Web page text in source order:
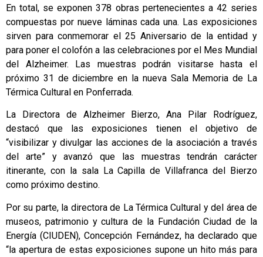
En total, se exponen 378 obras pertenecientes a 42 series
compuestas por nueve láminas cada una. Las exposiciones
sirven para conmemorar el 25 Aniversario de la entidad y
para poner el colofón a las celebraciones por el Mes Mundial
del Alzheimer. Las muestras podrán visitarse hasta el
próximo 31 de diciembre en la nueva Sala Memoria de La
Térmica Cultural en Ponferrada.
La Directora de Alzheimer Bierzo, Ana Pilar Rodríguez,
destacó que las exposiciones tienen el objetivo de
“visibilizar y divulgar las acciones de la asociación a través
del arte” y avanzó que las muestras tendrán carácter
itinerante, con la sala La Capilla de Villafranca del Bierzo
como próximo destino.
Por su parte, la directora de La Térmica Cultural y del área de
museos, patrimonio y cultura de la Fundación Ciudad de la
Energía (CIUDEN), Concepción Fernández, ha declarado que
“la apertura de estas exposiciones supone un hito más para